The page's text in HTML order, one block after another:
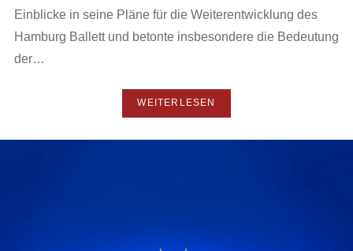
Einblicke in seine Pläne für die Weiterentwicklung des
Hamburg Ballett und betonte insbesondere die Bedeutung
der…
WEITERLESEN